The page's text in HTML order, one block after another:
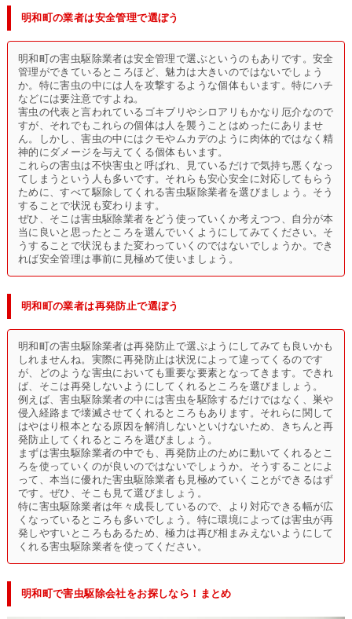
明和町の業者は安全管理で選ぼう
明和町の害虫駆除業者は安全管理で選ぶというのもありです。安全
管理ができているところほど、魅力は大きいのではないでしょう
か。特に害虫の中には人を攻撃するような個体もいます。特にハチ
などには要注意ですよね。
害虫の代表と言われているゴキブリやシロアリもかなり厄介なので
すが、それでもこれらの個体は人を襲うことはめったにありませ
ん。しかし、害虫の中にはクモやムカデのように肉体的ではなく精
神的にダメージを与えてくる個体もいます。
これらの害虫は不快害虫と呼ばれ、見ているだけで気持ち悪くなっ
てしまうという人も多いです。それらも安心安全に対応してもらう
ために、すべて駆除してくれる害虫駆除業者を選びましょう。そう
することで状況も変わります。
ぜひ、そこは害虫駆除業者をどう使っていくか考えつつ、自分が本
当に良いと思ったところを選んでいくようにしてみてください。そ
うすることで状況もまた変わっていくのではないでしょうか。でき
れば安全管理は事前に見極めて使いましょう。
明和町の業者は再発防止で選ぼう
明和町の害虫駆除業者は再発防止で選ぶようにしてみても良いかも
しれませんね。実際に再発防止は状況によって違ってくるのです
が、どのような害虫においても重要な要素となってきます。できれ
ば、そこは再発しないようにしてくれるところを選びましょう。
例えば、害虫駆除業者の中には害虫を駆除するだけではなく、巣や
侵入経路まで壊滅させてくれるところもあります。それらに関して
はやはり根本となる原因を解消しないといけないため、きちんと再
発防止してくれるところを選びましょう。
まずは害虫駆除業者の中でも、再発防止のために動いてくれるとこ
ろを使っていくのが良いのではないでしょうか。そうすることによ
って、本当に優れた害虫駆除業者も見極めていくことができるはず
です。ぜひ、そこも見て選びましょう。
特に害虫駆除業者は年々成長しているので、より対応できる幅が広
くなっているところも多いでしょう。特に環境によっては害虫が再
発しやすいところもあるため、極力は再び相まみえないようにして
くれる害虫駆除業者を使ってください。
明和町で害虫駆除会社をお探しなら！まとめ